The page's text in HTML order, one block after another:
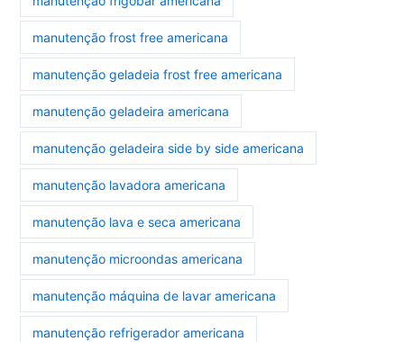
manutenção frost free americana
manutenção geladeia frost free americana
manutenção geladeira americana
manutenção geladeira side by side americana
manutenção lavadora americana
manutenção lava e seca americana
manutenção microondas americana
manutenção máquina de lavar americana
manutenção refrigerador americana